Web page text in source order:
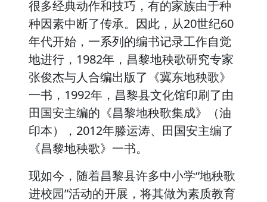
很多经典动作和技巧，有的家族由于种
种因素中断了传承。因此，从20世纪60
年代开始，一系列的编书记录工作自觉
地进行，1982年，昌黎地秧歌研究专家
张俊杰与人合编出版了《冀东地秧歌》
一书，1992年，昌黎县文化馆印刷了由
田国安主编的《昌黎地秧歌集成》（油
印本），2012年滕运涛、田国安主编了
《昌黎地秧歌》一书。
现如今，随着昌黎县许多中小学“地秧歌
进校园”活动的开展，将其做为素质教育